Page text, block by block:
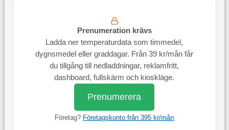
Prenumeration krävs
Ladda ner temperaturdata som timmedel,
dygnsmedel eller graddagar. Från 39 kr/mån får
du tillgång till nedladdningar, reklamfritt,
dashboard, fullskärm och kioskläge.
Prenumerera
Företag? Företagskonto från 395 kr/mån